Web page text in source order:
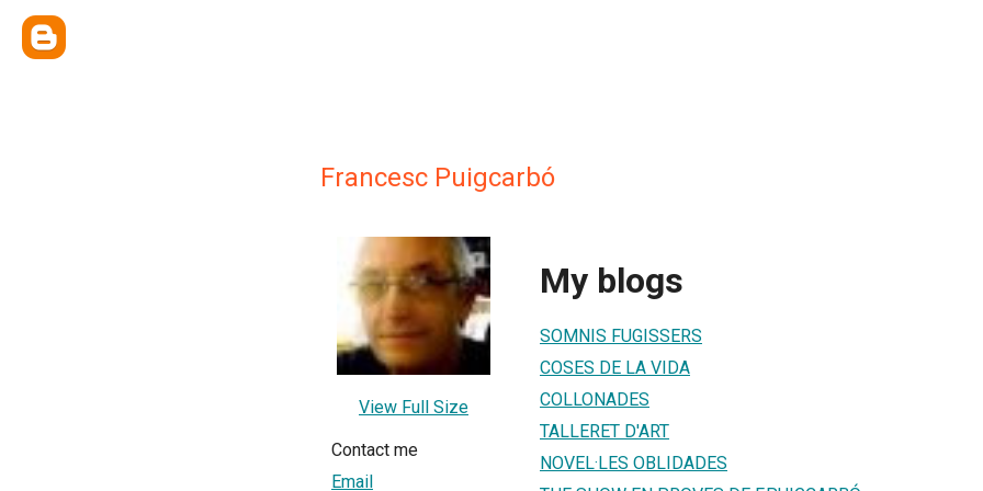
Francesc Puigcarbó
View Full Size
Contact me
Email
My blogs
SOMNIS FUGISSERS
COSES DE LA VIDA
COLLONADES
TALLERET D'ART
NOVEL·LES OBLIDADES